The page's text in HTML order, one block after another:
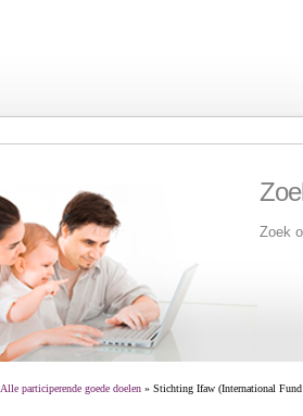
Zoek
Alle participerende goede doelen» Stichting Ifaw (International Fund